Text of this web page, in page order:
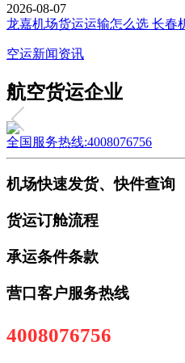
2026-08-07
龙嘉机场货运运输怎么选 长春
空运新闻资讯
航空货运企业
全国服务热线:4008076756
机场快速发货、快件查询
货运订舱流程
承运条件条款
营口客户服务热线
4008076756